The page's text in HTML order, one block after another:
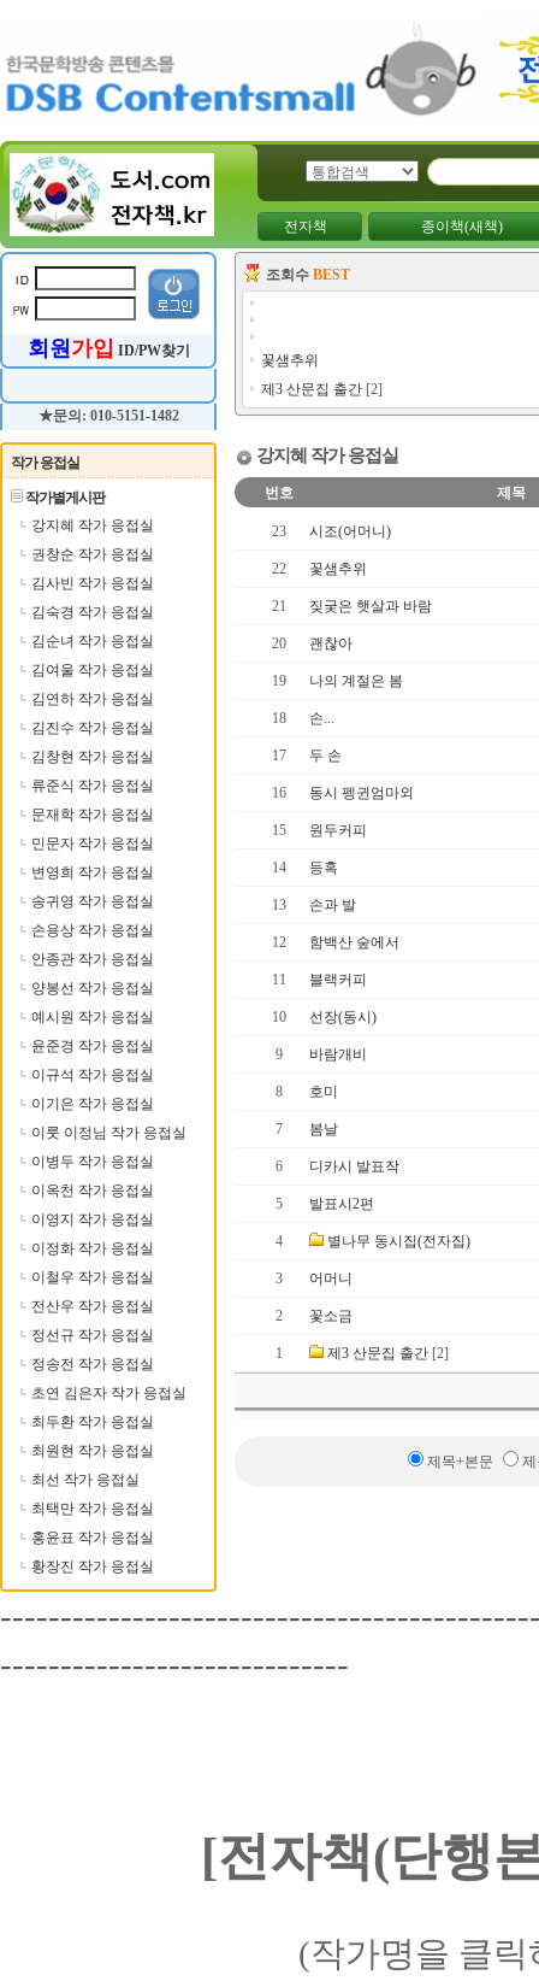
전자책 종이책(새책)
회원가입 ID/PW찾기
★문의: 010-5151-1482
작가 응접실
작가별게시판
강지혜 작가 응접실
권창순 작가 응접실
김사빈 작가 응접실
김숙경 작가 응접실
김순녀 작가 응접실
김여울 작가 응접실
김연하 작가 응접실
김진수 작가 응접실
김창현 작가 응접실
류준식 작가 응접실
문재학 작가 응접실
민문자 작가 응접실
변영희 작가 응접실
송귀영 작가 응접실
손용상 작가 응접실
안종관 작가 응접실
양봉선 작가 응접실
예시원 작가 응접실
윤준경 작가 응접실
이규석 작가 응접실
이기은 작가 응접실
이룻 이정님 작가 응접실
이병두 작가 응접실
이옥천 작가 응접실
이영지 작가 응접실
이정화 작가 응접실
이철우 작가 응접실
전산우 작가 응접실
정선규 작가 응접실
정송전 작가 응접실
초연 김은자 작가 응접실
최두환 작가 응접실
최원현 작가 응접실
최선 작가 응접실
최택만 작가 응접실
홍윤표 작가 응접실
황장진 작가 응접실
조회수 BEST
꽃샘추위
제3 산문집 출간 [2]
강지혜 작가 응접실
번호 제목
23 시조(어머니)
22 꽃샘추위
21 짖궂은 햇살과 바람
20 괜찮아
19 나의 계절은 봄
18 손...
17 두 손
16 동시 펭귄엄마외
15 원두커피
14 등혹
13 손과 발
12 함백산 숲에서
11 블랙커피
10 선장(동시)
9 바람개비
8 호미
7 봄날
6 디카시 발표작
5 발표시2편
4 별나무 동시집(전자집)
3 어머니
2 꽃소금
1 제3 산문집 출간 [2]
제목+본문 제
-----------------------------
[전자책(단행
(작가명을 클